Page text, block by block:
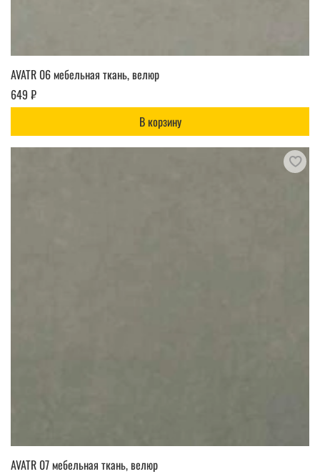
AVATR 06 мебельная ткань, велюр
649 ₽
В корзину
AVATR 07 мебельная ткань, велюр